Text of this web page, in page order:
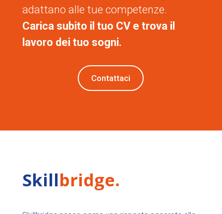
adattano alle tue competenze.
Carica subito il tuo CV e trova il
lavoro dei tuo sogni.
Contattaci
Skillbridge.